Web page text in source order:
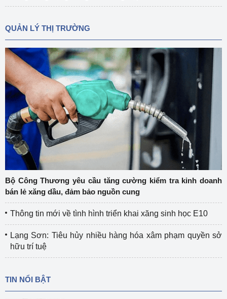
QUẢN LÝ THỊ TRƯỜNG
Bộ Công Thương yêu cầu tăng cường kiểm tra kinh doanh
bán lẻ xăng dầu, đảm bảo nguồn cung
Thông tin mới về tình hình triển khai xăng sinh học E10
Lạng Sơn: Tiêu hủy nhiều hàng hóa xâm phạm quyền sở
hữu trí tuệ
TIN NỔI BẬT